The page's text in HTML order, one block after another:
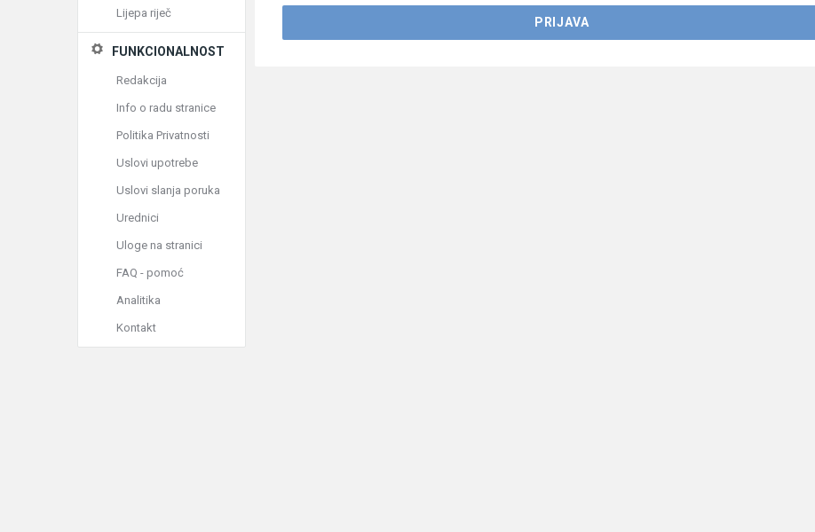
Lijepa riječ
FUNKCIONALNOST
Redakcija
Info o radu stranice
Politika Privatnosti
Uslovi upotrebe
Uslovi slanja poruka
Urednici
Uloge na stranici
FAQ - pomoć
Analitika
Kontakt